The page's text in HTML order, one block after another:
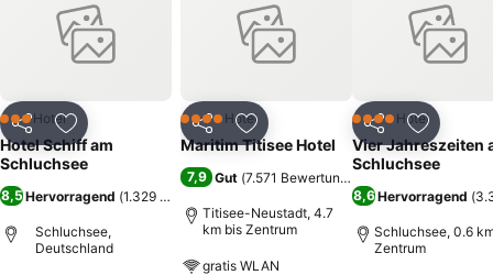
kostenlos. Das Hotelrestaurant hat eine Terrasse mit herrlicher
Aussicht auf den See. Dort lassen sich die saisonalen Gerichte des
Restaurants besonders gut genießen. Der Bahnhof Schluchsee ist
einer Entfernung von 16 Kilometern liegt der Titisee sowie das
Skigebiet Feldberg.
Teilen Zu Favoriten hinzufügen
3 SterneHotel
Hotel Schiff am
Schluchsee
8,5Hervorragend (1.329 Bewertungen
Schluchsee,
Deutschland
Teilen Zu Favoriten hinzufügen
4 SterneHotel
Maritim Titisee Hotel
7,9 Gut (7.571 Bewertungen
Titisee-Neustadt, 4.7
km bis Zentrum
gratis WLAN
Teilen Zu
4 SterneHotel
Vier Jahreszeiten
Schluchsee
8,6Hervorragend (
Schluchsee, 0.6
Zentrum